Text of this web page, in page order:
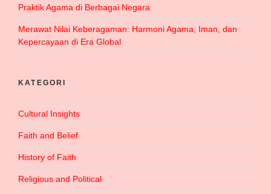
Praktik Agama di Berbagai Negara
Merawat Nilai Keberagaman: Harmoni Agama, Iman, dan
Kepercayaan di Era Global
KATEGORI
Cultural Insights
Faith and Belief
History of Faith
Religious and Political